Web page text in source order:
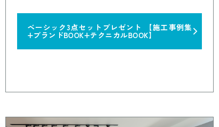
ベーシック3点セットプレゼント 【施工事例集
+ブランドBOOK+テクニカルBOOK】